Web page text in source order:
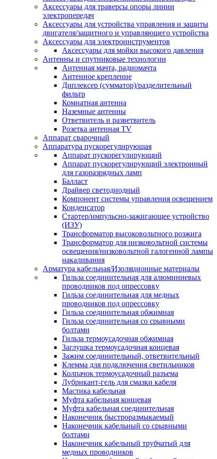
Аксессуары для траверсы опоры линии
электропередач
Аксессуары для устройства управления и защиты
двигателя/защитного и управляющего устройства
Аксессуары для электроинструментов
Аксессуары для мойки высокого давления
Антенны и спутниковые технологии
Антенная мачта, радиомачта
Антенное крепление
Диплексер (сумматор)/разделительный
фильтр
Комнатная антенна
Наземные антенны
Ответвитель и разветвитель
Розетка антенная TV
Аппарат сварочный
Аппаратура пускорегулирующая
Аппарат пускорегулирующий
Аппарат пускорегулирующий электронный
для газоразрядных ламп
Балласт
Драйвер светодиодный
Компонент системы управления освещением
Конденсатор
Стартер/импульсно-зажигающее устройство
(ИЗУ)
Трансформатор высоковольтного розжига
Трансформатор для низковольтной системы
освещения/низковольтной галогенной лампы
накаливания
Арматура кабельная/Изоляционные материалы
Гильза соединительная для алюминиевых
проводников под опрессовку
Гильза соединительная для медных
проводников под опрессовку
Гильза соединительная обжимная
Гильза соединительная со срывными
болтами
Гильза термоусадочная обжимная
Заглушка термоусадочная концевая
Зажим соединительный, ответвительный
Клемма для подключения светильников
Колпачок термоусадочный разъема
Лубрикант-гель для смазки кабеля
Мастика кабельная
Муфта кабельная концевая
Муфта кабельная соединительная
Наконечник быстроразмыкаемый
Наконечник кабельный со срывными
болтами
Наконечник кабельный трубчатый для
медных проводников